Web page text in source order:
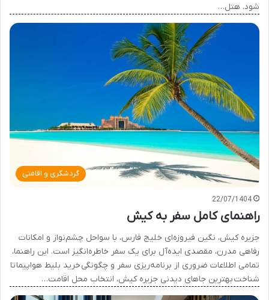
شود. هتل…
گردشگری و اقامتی
22/07/1404
راهنمای کامل سفر به کیش
جزیره کیش، نگین فیروزه‌ای خلیج فارس، با سواحل چشم‌نواز و امکانات
رفاهی مدرن، مقصدی ایده‌آل برای یک سفر خاطره‌انگیز است. این راهنما،
تمامی اطلاعات ضروری از برنامه‌ریزی سفر و چگونگی خرید بلیط هواپیما تا
شناخت بهترین جاهای دیدنی جزیره کیش، انتخاب محل اقامت…